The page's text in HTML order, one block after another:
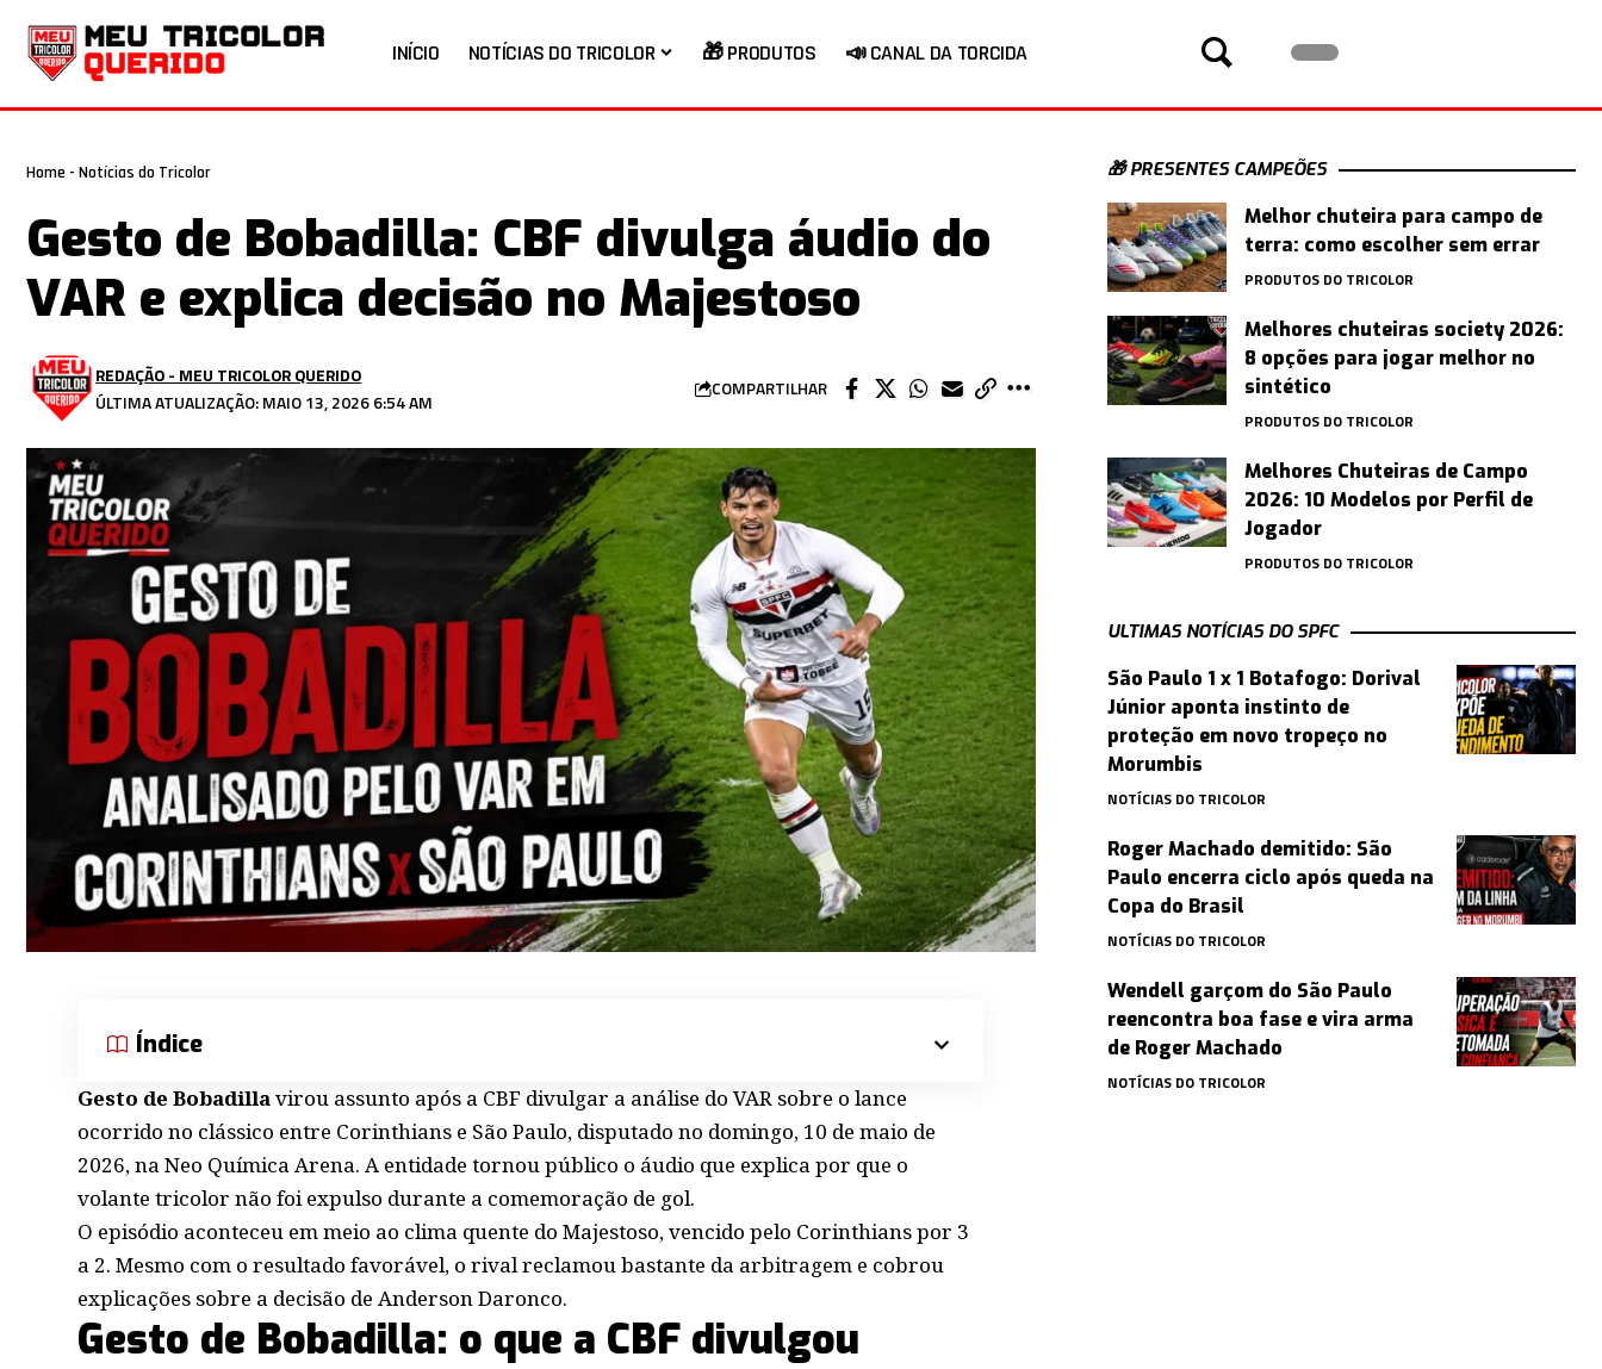
INÍCIO NOTÍCIAS DO TRICOLOR 🎁 PRODUTOS 📣 CANAL DA TORCIDA
Home - Notícias do Tricolor
Gesto de Bobadilla: CBF divulga áudio do
VAR e explica decisão no Majestoso
ÚLTIMA ATUALIZAÇÃO: MAIO 13, 2026 6:54 AM
REDAÇÃO - MEU TRICOLOR QUERIDO
COMPARTILHAR
Índice
Gesto de Bobadillavirou assunto após a CBF divulgar a análise do VAR sobre o lance
ocorrido no clássico entre Corinthians e São Paulo, disputado no domingo, 10 de maio de
2026, na Neo Química Arena. A entidade tornou público o áudio que explica por que o
volante tricolor não foi expulso durante a comemoração de gol.
O episódio aconteceu em meio ao clima quente do Majestoso, vencido pelo Corinthians por 3
a 2. Mesmo com o resultado favorável, o rival reclamou bastante da arbitragem e cobrou
explicações sobre a decisão de Anderson Daronco.
Gesto de Bobadilla: o que a CBF divulgou
🎁 PRESENTES CAMPEÕES
Melhor chuteira para campo de
terra: como escolher sem errar
PRODUTOS DO TRICOLOR
Melhores chuteiras society 2026:
8 opções para jogar melhor no
sintético
PRODUTOS DO TRICOLOR
Melhores Chuteiras de Campo
2026: 10 Modelos por Perfil de
Jogador
PRODUTOS DO TRICOLOR
ULTIMAS NOTÍCIAS DO SPFC
São Paulo 1 x 1 Botafogo: Dorival
Júnior aponta instinto de
proteção em novo tropeço no
Morumbis
NOTÍCIAS DO TRICOLOR
Roger Machado demitido: São
Paulo encerra ciclo após queda na
Copa do Brasil
NOTÍCIAS DO TRICOLOR
Wendell garçom do São Paulo
reencontra boa fase e vira arma
de Roger Machado
NOTÍCIAS DO TRICOLOR